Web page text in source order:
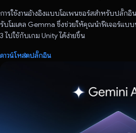
การใช้งานอ้างอิงแบบโอเพนซอร์สสําหรับปลั๊ก
รับโมเดล Gemma ซึ่งช่วยให้คุณนําฟีเจอร์แบ
3 ไปใช้กับเกม Unity ได้ง่ายขึ้น
ดาวน์โหลดปลั๊กอิน